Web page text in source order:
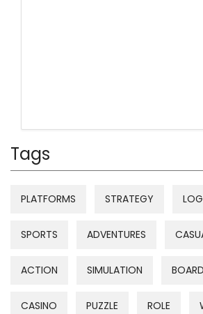
Tags
PLATFORMS STRATEGY
SPORTS ADVENTURES
ACTION SIMULATION BOARD
CASINO PUZZLE ROLE